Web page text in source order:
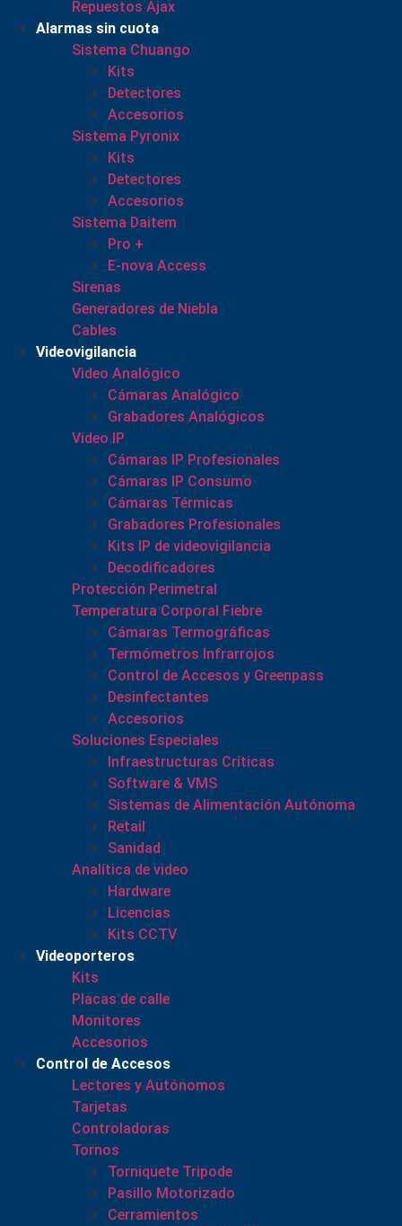
Repuestos Ajax
Alarmas sin cuota
Sistema Chuango
Kits
Detectores
Accesorios
Sistema Pyronix
Kits
Detectores
Accesorios
Sistema Daitem
Pro +
E-nova Access
Sirenas
Generadores de Niebla
Cables
Videovigilancia
Video Analógico
Cámaras Analógico
Grabadores Analógicos
Video IP
Cámaras IP Profesionales
Cámaras IP Consumo
Cámaras Térmicas
Grabadores Profesionales
Kits IP de videovigilancia
Decodificadores
Protección Perimetral
Temperatura Corporal Fiebre
Cámaras Termográficas
Termómetros Infrarrojos
Control de Accesos y Greenpass
Desinfectantes
Accesorios
Soluciones Especiales
Infraestructuras Críticas
Software & VMS
Sistemas de Alimentación Autónoma
Retail
Sanidad
Analítica de video
Hardware
Licencias
Kits CCTV
Videoporteros
Kits
Placas de calle
Monitores
Accesorios
Control de Accesos
Lectores y Autónomos
Tarjetas
Controladoras
Tornos
Torniquete Tripode
Pasillo Motorizado
Cerramientos